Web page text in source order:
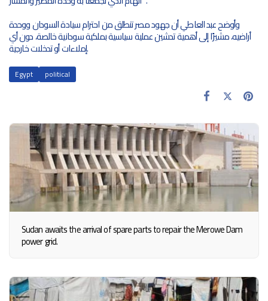
وأوضح عبد العاطي أن جهود مصر تنطلق من احترام سيادة السودان ووحدة
أراضيه، مشيرًا إلى أهمية تدشين عملية سياسية بملكية سودانية خالصة، دون أي
إملاءات أو تدخلات خارجية.
Egypt political
Sudan awaits the arrival of spare parts to repair the Merowe Dam
power grid.